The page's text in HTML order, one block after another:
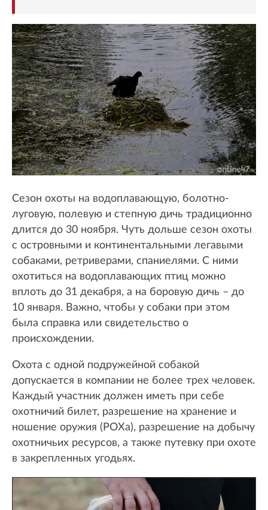
Сезон охоты на водоплавающую, болотно-
луговую, полевую и степную дичь традиционно
длится до 30 ноября. Чуть дольше сезон охоты
с островными и континентальными легавыми
собаками, ретриверами, спаниелями. С ними
охотиться на водоплавающих птиц можно
вплоть до 31 декабря, а на боровую дичь – до
10 января. Важно, чтобы у собаки при этом
была справка или свидетельство о
происхождении.
Охота с одной подружейной собакой
допускается в компании не более трех человек.
Каждый участник должен иметь при себе
охотничий билет, разрешение на хранение и
ношение оружия (РОХа), разрешение на добычу
охотничьих ресурсов, а также путевку при охоте
в закрепленных угодьях.